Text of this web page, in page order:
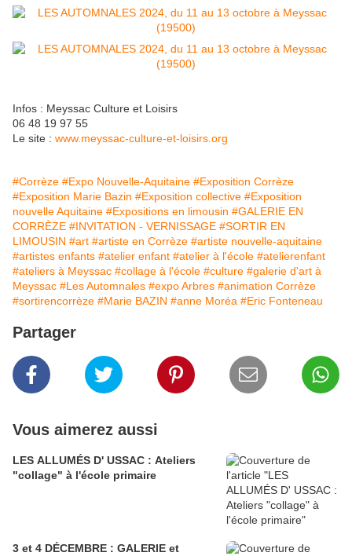
Infos : Meyssac Culture et Loisirs
06 48 19 97 55
Le site : www.meyssac-culture-et-loisirs.org
#Corrèze #Expo Nouvelle-Aquitaine #Exposition Corrèze
#Exposition Marie Bazin #Exposition collective #Exposition
nouvelle Aquitaine #Expositions en limousin #GALERIE EN
CORRÈZE #INVITATION - VERNISSAGE #SORTIR EN
LIMOUSIN #art #artiste en Corrèze #artiste nouvelle-aquitaine
#artistes enfants #atelier enfant #atelier à l'école #atelierenfant
#ateliers à Meyssac #collage à l'école #culture #galerie d'art à
Meyssac #Les Automnales #expo Arbres #animation Corrèze
#sortirencorrèze #Marie BAZIN #anne Moréa #Eric Fonteneau
Partager
Vous aimerez aussi
LES ALLUMÉS D' USSAC : Ateliers
"collage" à l'école primaire
3 et 4 DÉCEMBRE : GALERIE et